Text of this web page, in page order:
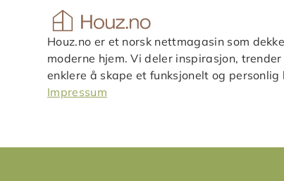
Houz.no er et norsk nettmagasin som
moderne hjem. Vi deler inspirasjon,
enklere å skape et funksjonelt og personlig
Impressum